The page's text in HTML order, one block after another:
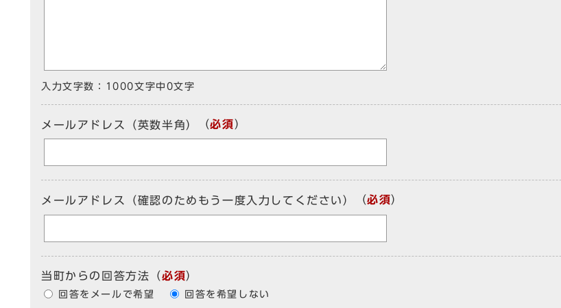
入力文字数： 1000文字中 0文字
メールアドレス（英数半角） （必須）
メールアドレス（確認のためもう一度入力してください） （必須）
当町からの回答方法 （必須）
回答をメールで希望 回答を希望しない